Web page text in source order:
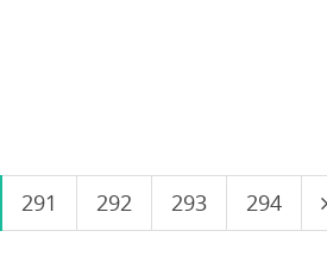
291 292 293 294